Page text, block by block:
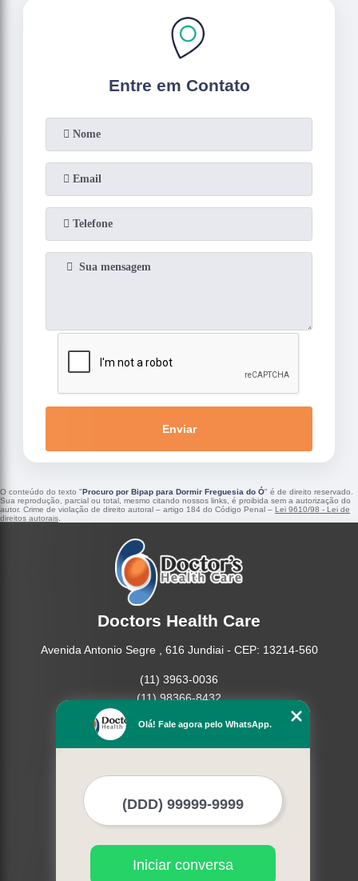
Entre em Contato
Enviar
O conteúdo do texto "Procuro por Bipap para Dormir Freguesia do Ó" é de direito reservado.
Sua reprodução, parcial ou total, mesmo citando nossos links, é proibida sem a autorização do
autor. Crime de violação de direito autoral – artigo 184 do Código Penal – Lei 9610/98 - Lei de
direitos autorais
Doctors Health Care
Avenida Antonio Segre , 616 Jundiai - CEP: 13214-560
(11) 3963-0036
(11) 98366-8432
Missão
Mapa do site
Olá! Fale agora pelo WhatsApp.
Iniciar conversa